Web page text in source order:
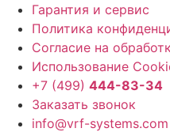
Гарантия и сервис
Политика
Согласие на
Использование
+7 (499) 444-83-34
Заказать звонок
info@vrf-systems.com